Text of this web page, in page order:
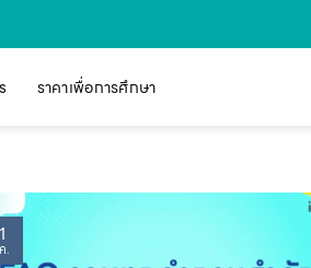
ราคาเพื่อการศึกษา
.